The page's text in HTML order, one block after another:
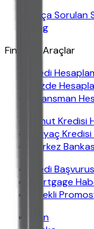
Sıkça
Blog
Finansal Araçlar
Kredi
Yüzde
Finansman
Konut Kredisi
İhtiyaç
Merkez
Kredi
Mortgage
Emekli
İban